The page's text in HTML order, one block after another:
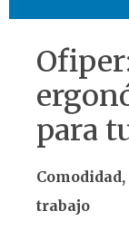
para
trabajo